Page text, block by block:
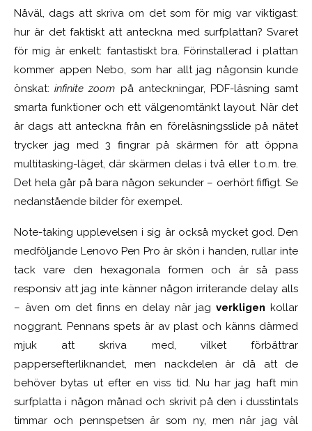
Nåväl, dags att skriva om det som för mig var viktigast:
hur är det faktiskt att anteckna med surfplattan? Svaret
för mig är enkelt: fantastiskt bra. Förinstallerad i plattan
kommer appen Nebo, som har allt jag någonsin kunde
önskat:infinite zoom på anteckningar, PDF-läsning samt
smarta funktioner och ett välgenomtänkt layout. När det
är dags att anteckna från en föreläsningsslide på nätet
trycker jag med 3 fingrar på skärmen för att öppna
multitasking-läget, där skärmen delas i två eller t.o.m. tre.
Det hela går på bara någon sekunder – oerhört fiffigt. Se
nedanstående bilder för exempel.
Note-taking upplevelsen i sig är också mycket god. Den
medföljande Lenovo Pen Pro är skön i handen, rullar inte
tack vare den hexagonala formen och är så pass
responsiv att jag inte känner någon irriterande delay alls
– även om det finns en delay när jag verkligen kollar
noggrant. Pennans spets är av plast och känns därmed
mjuk att skriva med, vilket förbättrar
pappersefterliknandet, men nackdelen är då att de
behöver bytas ut efter en viss tid. Nu har jag haft min
surfplatta i någon månad och skrivit på den i dusstintals
timmar och pennspetsen är som ny, men när jag väl